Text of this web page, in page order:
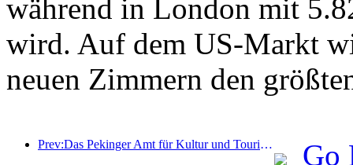
während in London mit
wird. Auf dem US-Markt
neuen Zimmern den
Prev:Das Pekinger Amt für Kultur und Tourismus gab bekannt: Im Jahr 2025 empfing Peking 5,48 Millionen ausländische Touristen, ein Anstieg von 39 % gegenüber dem Vorjahr. Go